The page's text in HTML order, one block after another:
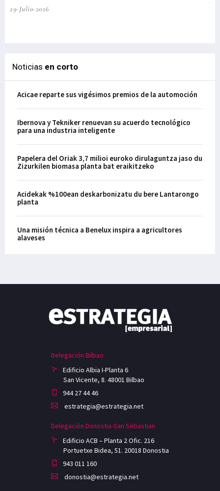
29-Julio-2026
Noticias en corto
Acicae reparte sus vigésimos premios de la automoción
Ibernova y Tekniker renuevan su acuerdo tecnológico
para una industria inteligente
Papelera del Oriak 3,7 milioi euroko dirulaguntza jaso du
Zizurkilen biomasa planta bat eraikitzeko
Acidekak %100ean deskarbonizatu du bere Lantarongo
planta
Una misión técnica a Benelux inspira a agricultores
alaveses
Delegación Bilbao
Edificio Albia I-Planta 6
San Vicente, 8. 48001 Bilbao
944 27 44 46
estrategia@estrategia.net
Delegación Donostia-San Sebastian
Edificio ACB – Planta 2 Ofic. 216
Portuetxe Bidea, 51. 20018 Donostia
943 011 160
donostia@estrategia.net